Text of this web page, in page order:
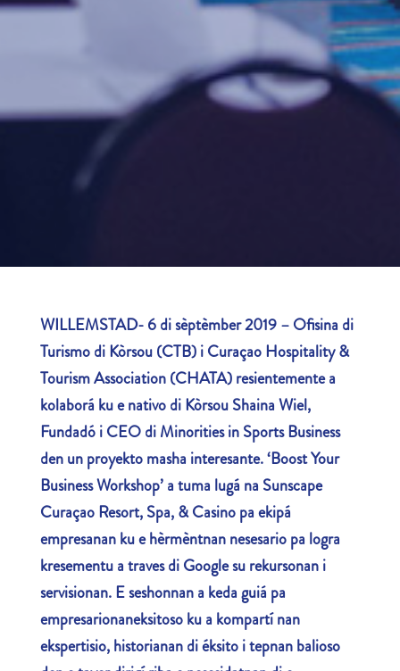
WILLEMSTAD- 6 di sèptèmber 2019 – Ofisina di
Turismo di Kòrsou (CTB) i Curaçao Hospitality &
Tourism Association (CHATA) resientemente a
kolaborá ku e nativo di Kòrsou Shaina Wiel,
Fundadó i CEO di Minorities in Sports Business
den un proyekto masha interesante.‘Boost Your
Business Workshop’ a tuma lugá na Sunscape
Curaçao Resort, Spa, & Casinopa ekipá
empresanan ku e hèrmèntnan nesesario pa logra
kresementu a traves di Google su rekursonan i
servisionan. E seshonnan a keda guiá pa
empresarionaneksitoso ku a kompartí nan
ekspertisio, historianan di éksito i tepnan balioso